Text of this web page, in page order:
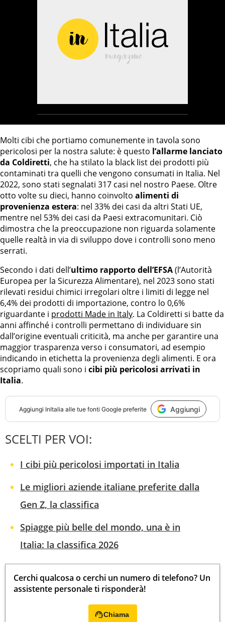
Molti cibi che portiamo comunemente in tavola sono
pericolosi per la nostra salute: è questo l’allarme lanciato
da Coldiretti, che ha stilato la black list dei prodotti più
contaminati tra quelli che vengono consumati in Italia. Nel
2022, sono stati segnalati 317 casi nel nostro Paese. Oltre
otto volte su dieci, hanno coinvolto alimenti di
provenienza estera: nel 33% dei casi da altri Stati UE,
mentre nel 53% dei casi da Paesi extracomunitari. Ciò
dimostra che la preoccupazione non riguarda solamente
quelle realtà in via di sviluppo dove i controlli sono meno
serrati.
Secondo i dati dell’ultimo rapporto dell’EFSA(l’Autorità
Europea per la Sicurezza Alimentare), nel 2023 sono stati
rilevati residui chimici irregolari oltre i limiti di legge nel
6,4% dei prodotti di importazione, contro lo 0,6%
riguardante i prodotti Made in Italy. La Coldiretti si batte da
anni affinché i controlli permettano di individuare sin
dall’origine eventuali criticità, ma anche per garantire una
maggior trasparenza verso i consumatori, ad esempio
indicando in etichetta la provenienza degli alimenti. E ora
scopriamo quali sono i cibi più pericolosi arrivati in
Italia.
Aggiungi InItalia alle tue fonti Google preferite Aggiungi
SCELTI PER VOI:
I cibi più pericolosi importati in Italia
Le migliori aziende italiane preferite dalla
Gen Z, la classifica
Spiagge più belle del mondo, una è in
Italia: la classifica 2026
Cerchi qualcosa o cerchi un numero di telefono? Un
assistente personale ti risponderà!
Chiama